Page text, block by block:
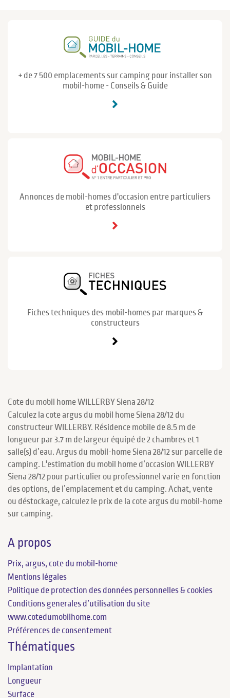
+ de 7 500 emplacements sur camping pour installer son
mobil-home - Conseils & Guide
Annonces de mobil-homes d'occasion entre particuliers
et professionnels
Fiches techniques des mobil-homes par marques &
constructeurs
Cote du mobil home WILLERBY Siena 28/12
Calculez la cote argus du mobil home Siena 28/12 du
constructeur WILLERBY. Résidence mobile de 8.5 m de
longueur par 3.7 m de largeur équipé de 2 chambres et 1
salle(s) d’eau. Argus du mobil-home Siena 28/12 sur parcelle de
camping. L'estimation du mobil home d’occasion WILLERBY
Siena 28/12 pour particulier ou professionnel varie en fonction
des options, de l’emplacement et du camping. Achat, vente
ou déstockage, calculez le prix de la cote argus du mobil-home
sur camping.
A propos
Prix, argus, cote du mobil-home
Mentions légales
Politique de protection des données personnelles & cookies
Conditions generales d’utilisation du site
www.cotedumobilhome.com
Préférences de consentement
Thématiques
Implantation
Longueur
Surface